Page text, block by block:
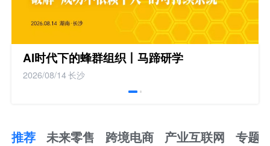
AI时代下的蜂群组织丨马蹄研学
2026/08/14长沙
推荐 未来零售 跨境电商 产业互联网 专题